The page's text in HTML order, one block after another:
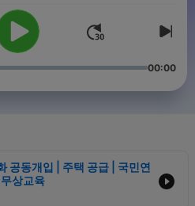
00:00
공동개입 | 주택 공급 | 국민연
상교육